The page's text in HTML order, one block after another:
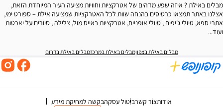
מבלים באילת ? איזה שפע מדהים של אטרקציות וחוויות מציעה העיר המיוחדת הזאת,
אצלנו באתר תמצאו כרטיסים בהנחה שוות לכל האטרקציות שמציעה אילת – ספורט ימי,
אתרי ספא, טיולי ג'יפים , טיולי אופניים, אטרקציות באייס מול, צלילה , סיורים על יאכטות
ועוד...
מבלים באילת בצפוןמבלים באילת במרכזמבלים באילת בדרום
אודותצור קשרביטול עסקהבקשה למחיקת מידע